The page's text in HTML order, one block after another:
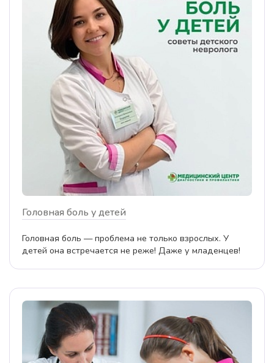
Головная боль у детей
Головная боль — проблема не только взрослых. У
детей она встречается не реже! Даже у младенцев!